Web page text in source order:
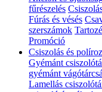
fűrészelés
Fúrás és vésés
szerszámok
Promóció
Csiszolás és
Gyémánt
gyémánt
Lamellás